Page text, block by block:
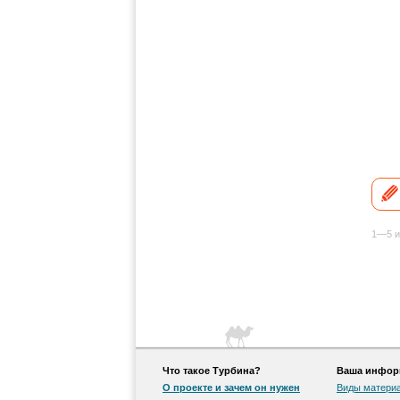
1—5
Что такое Турбина?
О проекте и зачем он нужен
Ваша
Виды